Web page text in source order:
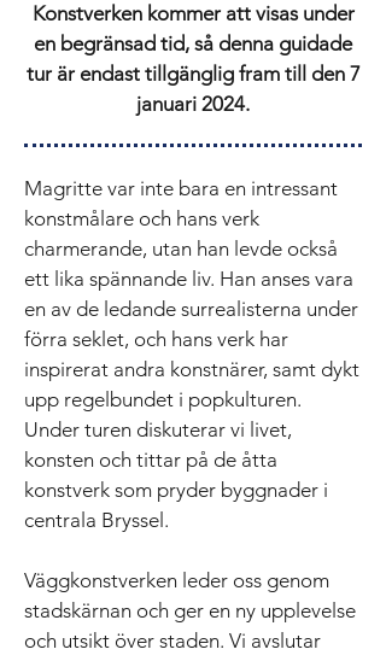
Konstverken kommer att visas under
en begränsad tid, så denna guidade
tur är endast tillgänglig fram till den 7
januari 2024.
Magritte var inte bara en intressant
konstmålare och hans verk
charmerande, utan han levde också
ett lika spännande liv. Han anses vara
en av de ledande surrealisterna under
förra seklet, och hans verk har
inspirerat andra konstnärer, samt dykt
upp regelbundet i popkulturen.
Under turen diskuterar vi livet,
konsten och tittar på de åtta
konstverk som pryder byggnader i
centrala Bryssel.
Väggkonstverken leder oss genom
stadskärnan och ger en ny upplevelse
och utsikt över staden. Vi avslutar